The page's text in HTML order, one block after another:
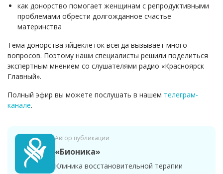
как донорство помогает женщинам с репродуктивными
проблемами обрести долгожданное счастье
материнства
Тема донорства яйцеклеток всегда вызывает много
вопросов. Поэтому наши специалисты решили поделиться
экспертным мнением со слушателями радио «Красноярск
Главный».
Полный эфир вы можете послушать в нашем телеграм-
канале.
Автор публикации
«Бионика»
Клиника восстановительной терапии